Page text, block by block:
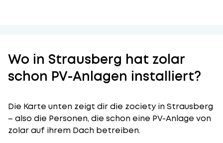
Wo in Strausberg hat zolar
schon PV-Anlagen installiert?
Die Karte unten zeigt dir die zociety in Strausberg
– also die Personen, die schon eine PV-Anlage von
zolar auf ihrem Dach betreiben.